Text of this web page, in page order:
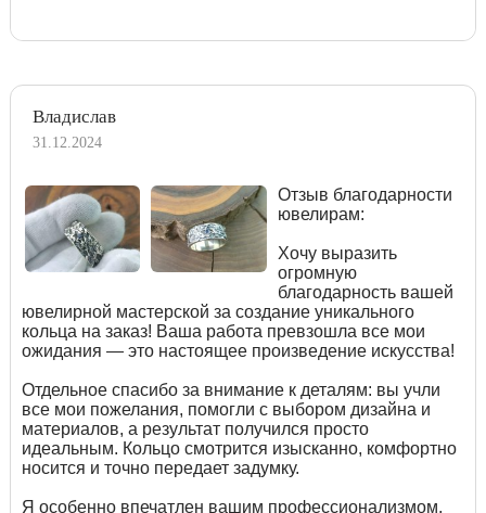
Владислав
31.12.2024
Отзыв благодарности
ювелирам:
Хочу выразить
огромную
благодарность вашей
ювелирной мастерской за создание уникального
кольца на заказ! Ваша работа превзошла все мои
ожидания — это настоящее произведение искусства!
Отдельное спасибо за внимание к деталям: вы учли
все мои пожелания, помогли с выбором дизайна и
материалов, а результат получился просто
идеальным. Кольцо смотрится изысканно, комфортно
носится и точно передает задумку.
Я особенно впечатлен вашим профессионализмом,